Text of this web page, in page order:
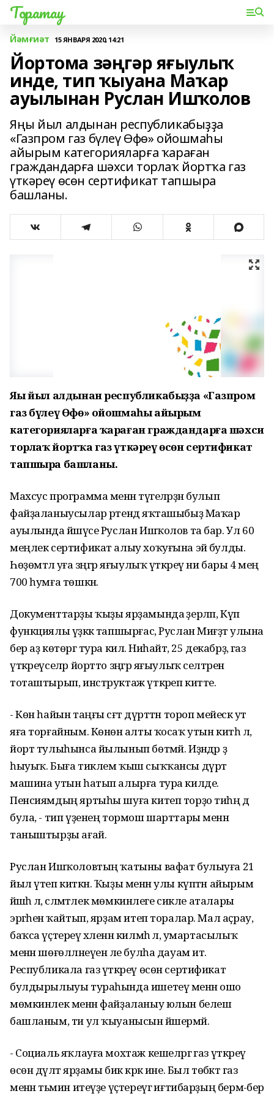
Торатау
Йәмғиәт 15 ЯНВАРЯ 2020, 14:21
Йортома зәңгәр яғыулыҡ
инде, тип ҡыуана Маҡар
ауылынан Руслан Ишҡолов
Яңы йыл алдынан республикабыҙҙа
«Газпром газ бүлеү Өфө» ойошмаһы
айырым категорияларға ҡараған
граждандарға шәхси торлаҡ йортҡа газ
үткәреү өсөн сертификат тапшыра
башланы.
Яңы йыл алдынан республикабыҙҙа «Газпром
газ бүлеү Өфө» ойошмаһы айырым
категорияларға ҡараған граждандарға шәхси
торлаҡ йортҡа газ үткәреү өсөн сертификат
тапшыра башланы.
Махсус программа менән тәүгеләрҙән булып
файҙаланыусылар рәтендә яҡташыбыҙ Маҡар
ауылында йәшәүсе Руслан Ишҡолов та бар. Ул 60
меңлек сертификат алыу хоҡуғына эйә булды.
Һөҙөмтәлә уға зәңгәр яғыулыҡ үткәреү ни бары 4 мең
700 һумға төшкән.
Документтарҙы ҡыҙы ярҙамында әҙерләп, Күп
функциялы үҙәккә тапшырғас, Руслан Миғәҙәт улына
бер аҙ көтөргә тура килә. Ниһайәт, 25 декабрҙә, газ
үткәреүселәр йортто зәңгәр яғыулыҡ селтәренә
тоташтырып, инструктаж үткәреп китте.
- Көн һайын таңғы сәғәт дүрттән тороп мейескә ут
яға торғайным. Көнөнә алты ҡосаҡ утын китһә лә,
йорт тулыһынса йылынып бөтмәй. Иҙәндәр ҙә
һыуыҡ. Быға тиклем ҡыш сыҡҡансы дүрт
машина утын һатып алырға тура килде.
Пенсиямдың яртыһы шуға китеп торҙо тиһәң дә
була, - тип үҙенең тормош шарттары менән
таныштырҙы ағай.
Руслан Ишҡоловтың ҡатыны вафат булыуға 21
йыл үтеп киткән. Ҡыҙы менән улы күптән айырым
йәшәһә лә, сәләмәтлек мөмкинлеге сикле аталары
эргәһенә ҡайтып, ярҙам итеп торалар. Мал аҫрау,
баҡса үҫтереү хәленән килмәһә лә, умартасылыҡ
менән шөғөлләнеүен әле булһа дауам итә.
Республикала газ үткәреү өсөн сертификат
булдырылыуы тураһында ишетеү менән ошо
мөмкинлек менән файҙаланыу юлын белешә
башланым, ти ул ҡыуанысын йәшермәй.
- Социаль яҡлауға мохтаж кешеләргә газ үткәреү
өсөн дәүләт ярҙамы бик кәрәк ине. Был төбәктә газ
менән тәьмин итеүҙе үҫтереүгә иғтибарҙың бермә-бер